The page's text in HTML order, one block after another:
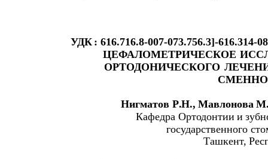
УДК : 616.716.8-007-073.756.3]-616.314-
ЦЕФАЛОМЕТРИЧЕСКОЕ
ОРТОДОНИЧЕСКОГО
Нигматов Р.Н., Мавлонова М
Кафедра Ортодонтии и
государственного
Ташкент,